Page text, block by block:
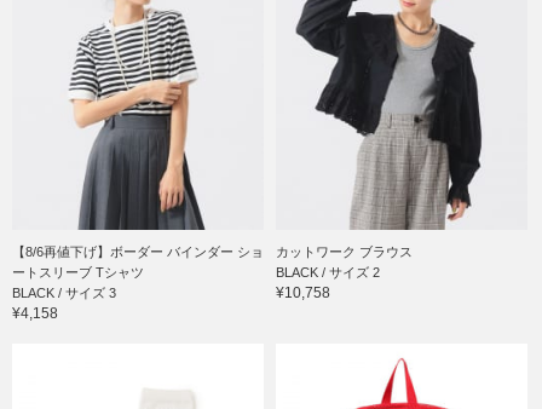
【8/6再値下げ】ボーダー バインダー ショ
ートスリーブ Tシャツ
BLACK / サイズ 3
¥4,158
カットワーク ブラウス
BLACK / サイズ 2
¥10,758